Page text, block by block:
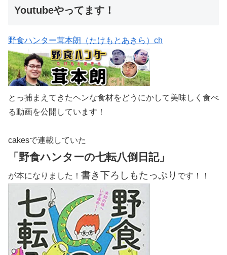
Youtubeやってます！
野食ハンター茸本朗（たけもとあきら）ch
とっ捕まえてきたヘンな食材をどうにかして美味しく食べ
る動画を公開しています！
cakesで連載していた
「野食ハンターの七転八倒日記」
が本になりました！ 書き下ろしもたっぷり です！！